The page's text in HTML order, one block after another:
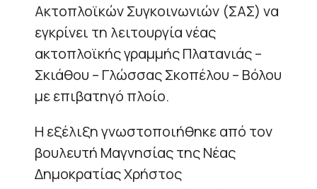
Ακτοπλοϊκών Συγκοινωνιών (ΣΑΣ) να
εγκρίνει τη λειτουργία νέας
ακτοπλοϊκής γραμμής Πλατανιάς –
Σκιάθου – Γλώσσας Σκοπέλου – Βόλου
με επιβατηγό πλοίο.
Η εξέλιξη γνωστοποιήθηκε από τον
βουλευτή Μαγνησίας της Νέας
Δημοκρατίας Χρήστος